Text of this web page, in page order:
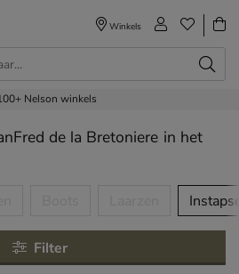
Winkels
besteld,volgende dag in huis
verzending en retour
nu,betaal later
Nelson winkels
de la Bretoniere in het
Filter